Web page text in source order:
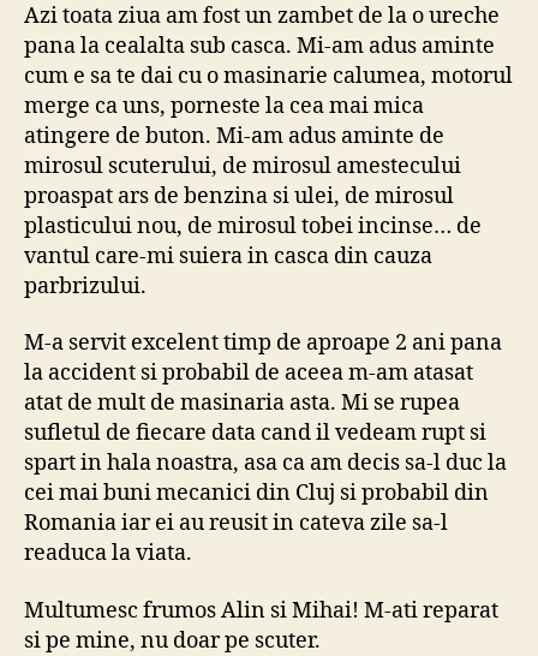
Azi toata ziua am fost un zambet de la o ureche
pana la cealalta sub casca. Mi-am adus aminte
cum e sa te dai cu o masinarie calumea, motorul
merge ca uns, porneste la cea mai mica
atingere de buton. Mi-am adus aminte de
mirosul scuterului, de mirosul amestecului
proaspat ars de benzina si ulei, de mirosul
plasticului nou, de mirosul tobei incinse… de
vantul care-mi suiera in casca din cauza
parbrizului.
M-a servit excelent timp de aproape 2 ani pana
la accident si probabil de aceea m-am atasat
atat de mult de masinaria asta. Mi se rupea
sufletul de fiecare data cand il vedeam rupt si
spart in hala noastra, asa ca am decis sa-l duc la
cei mai buni mecanici din Cluj si probabil din
Romania iar ei au reusit in cateva zile sa-l
readuca la viata.
Multumesc frumos Alin si Mihai! M-ati reparat
si pe mine, nu doar pe scuter.